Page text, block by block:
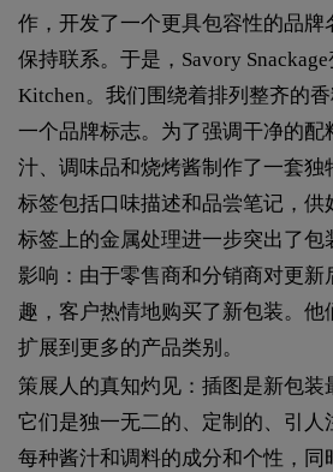
作，开发了一个更具包容性的品牌
保持联系。于是，Savory
Kitchen。我们围绕着排列整齐的
一个品牌标志。为了强调干净的配
汁、调味品和烧烤酱制作了一套独
标签包括口味描述和品尝笔记，供
标签上的金属处理进一步突出了包
影响：由于零售商和分销商对更新
趣，客户热情地购买了新包装。他
扩展到更多的产品类别。
策展人的真知灼见：插图是新包装
它们是独一无二的、定制的、引人
每种酱汁和调料的成分和个性，同